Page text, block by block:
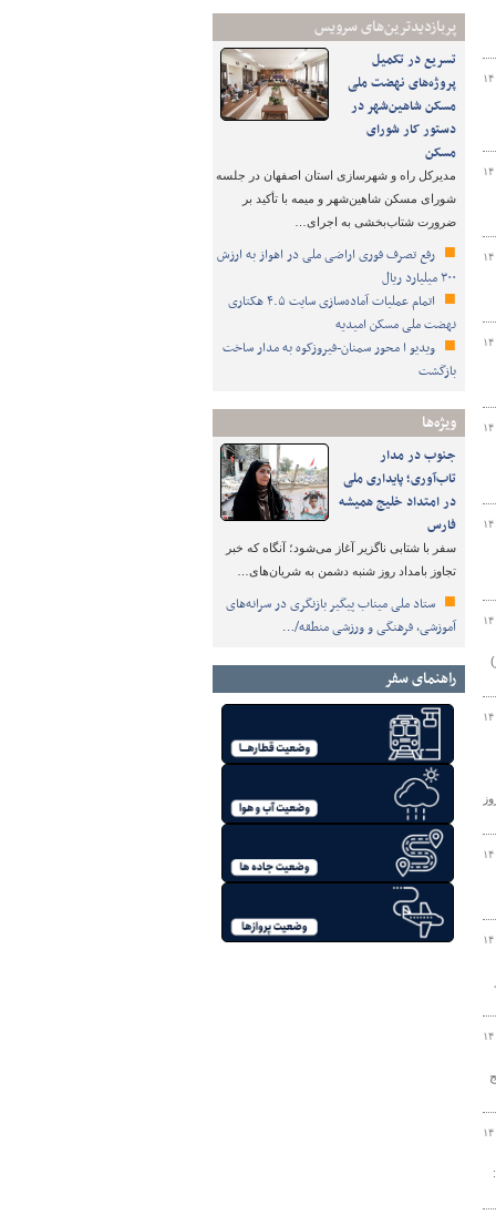
پربازدیدترین‌های سرویس
تسریع در تکمیل
پروژه‌های نهضت ملی
مسکن شاهین‌شهر در
دستور کار شورای
مسکن
مدیرکل راه و شهرسازی استان اصفهان در جلسه
شورای مسکن شاهین‌شهر و میمه با تأکید بر
ضرورت شتاب‌بخشی به اجرای…
رفع تصرف فوری اراضی ملی در اهواز به ارزش
۳۰۰ میلیارد ریال
اتمام عملیات آماده‌سازی سایت ۴.۵ هکتاری
نهضت ملی مسکن امیدیه
ویدیو ا محور سمنان-فیروزکوه به مدار ساخت
بازگشت
ویژه‌ها
جنوب در مدار
تاب‌آوری؛ پایداری ملی
در امتداد خلیج همیشه
فارس
سفر با شتابی ناگزیر آغاز می‌شود؛ آنگاه که خبر
تجاوز بامداد روز شنبه دشمن به شریان‌های…
ستاد ملی میناب پیگیر بازنگری در سرانه‌های
آموزشی، فرهنگی و ورزشی منطقه/…
راهنمای سفر